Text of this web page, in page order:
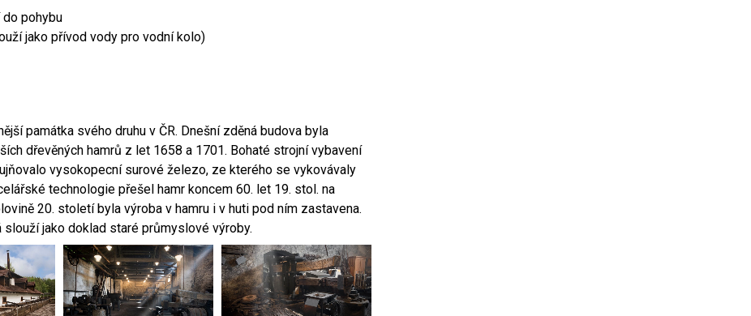
pohybu
jako přívod vody pro vodní kolo)
památka svého druhu v ČR. Dnešní zděná budova byla
dřevěných hamrů z let 1658 a 1701. Bohaté strojní vybavení
vysokopecní surové železo, ze kterého se vykovávaly
technologie přešel hamr koncem 60. let 19. stol. na
20. století byla výroba v hamru i v huti pod ním zastavena.
jako doklad staré průmyslové výroby.